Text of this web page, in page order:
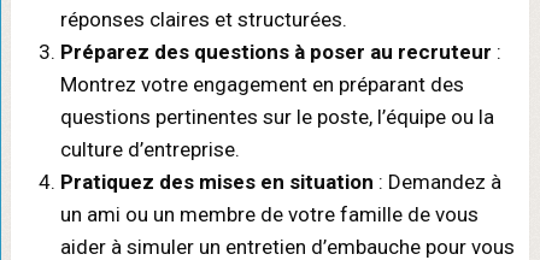
réponses claires et structurées.
Préparez des questions à poser au recruteur :
Montrez votre engagement en préparant des
questions pertinentes sur le poste, l’équipe ou la
culture d’entreprise.
Pratiquez des mises en situation : Demandez à
un ami ou un membre de votre famille de vous
aider à simuler un entretien d’embauche pour vous